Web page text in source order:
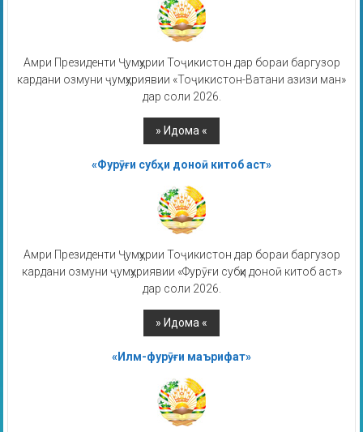
Амри Президенти Ҷумҳурии Тоҷикистон дар бораи баргузор
кардани озмуни ҷумҳуриявии «Тоҷикистон-Ватани азизи ман»
дар соли 2026.
«Фурӯғи субҳи доноӣ китоб аст»
Амри Президенти Ҷумҳурии Тоҷикистон дар бораи баргузор
кардани озмуни ҷумҳуриявии «Фурӯғи субҳи доноӣ китоб аст»
дар соли 2026.
«Илм-фурӯғи маърифат»